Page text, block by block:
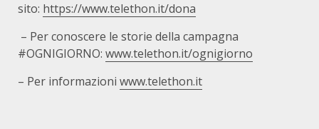
sito: https://www.telethon.it/dona
– Per conoscere le storie della campagna
#OGNIGIORNO: www.telethon.it/ognigiorno
– Per informazioni www.telethon.it